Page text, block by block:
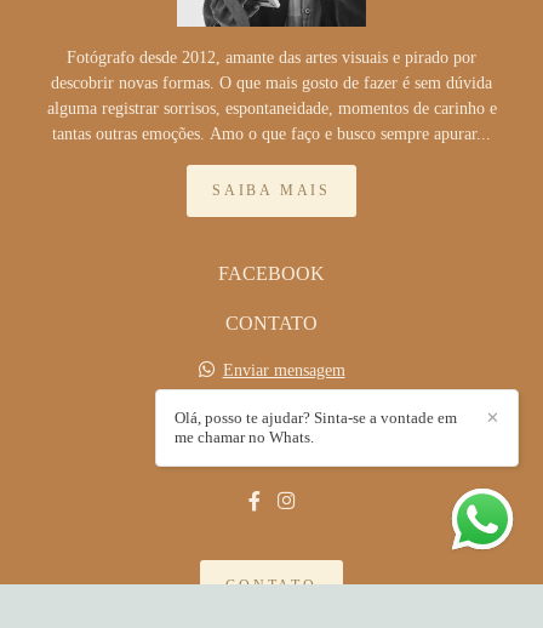
Fotógrafo desde 2012, amante das artes visuais e pirado por
descobrir novas formas. O que mais gosto de fazer é sem dúvida
alguma registrar sorrisos, espontaneidade, momentos de carinho e
tantas outras emoções. Amo o que faço e busco sempre apurar...
SAIBA MAIS
FACEBOOK
CONTATO
Enviar mensagem
Trav. Daniel Essertier , 38
CONTATO
✕
Olá, posso te ajudar? Sinta-se a vontade em
me chamar no Whats.